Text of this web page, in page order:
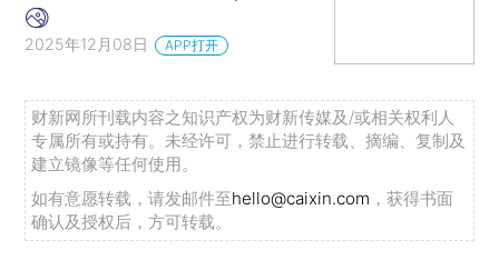
2025年12月08日 APP打开
财新网所刊载内容之知识产权为财新传媒及/或相关权利人
专属所有或持有。未经许可，禁止进行转载、摘编、复制及
建立镜像等任何使用。
如有意愿转载，请发邮件至hello@caixin.com ，获得书面
确认及授权后，方可转载。